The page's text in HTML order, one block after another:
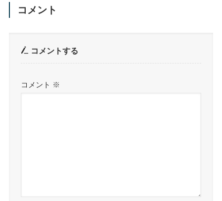
コメント
コメントする
コメント ※